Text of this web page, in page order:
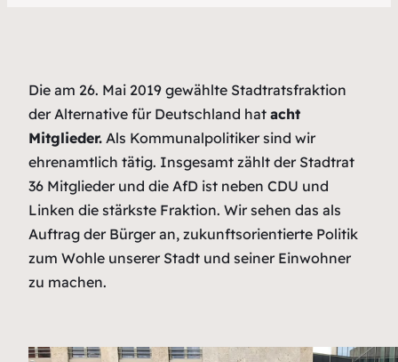
Die am 26. Mai 2019 gewählte Stadtratsfraktion
der Alternative für Deutschland hat acht
Mitglieder. Als Kommunalpolitiker sind wir
ehrenamtlich tätig. Insgesamt zählt der Stadtrat
36 Mitglieder und die AfD ist neben CDU und
Linken die stärkste Fraktion. Wir sehen das als
Auftrag der Bürger an, zukunftsorientierte Politik
zum Wohle unserer Stadt und seiner Einwohner
zu machen.